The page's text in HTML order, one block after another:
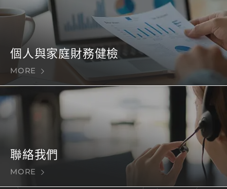
個人與家庭財務健檢
MORE
聯絡我們
MORE